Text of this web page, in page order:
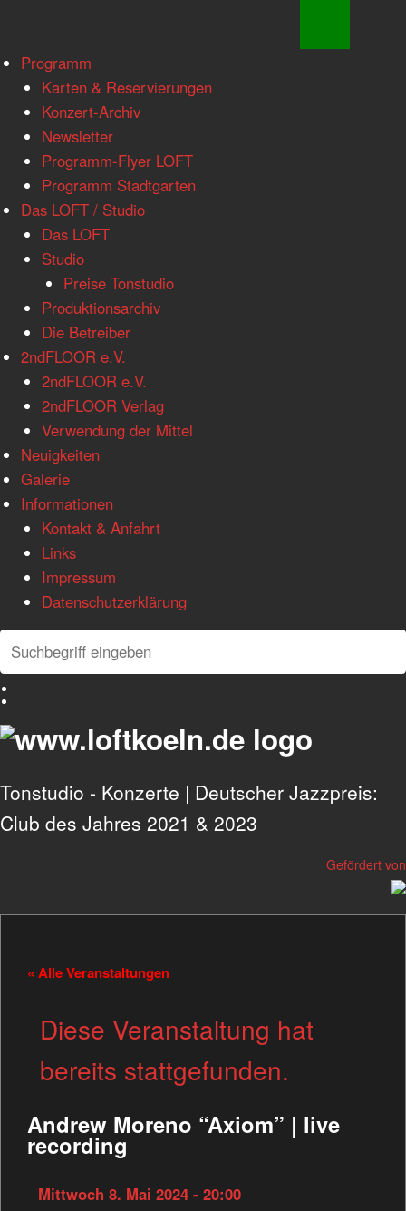
www.loftkoeln.de
navigation
Skip
content
Programm
Karten & Reservierungen
Konzert-Archiv
Newsletter
Programm-Flyer LOFT
Programm Stadtgarten
Das LOFT / Studio
Das LOFT
Studio
Preise Tonstudio
Produktionsarchiv
Die Betreiber
2ndFLOOR e.V.
2ndFLOOR e.V.
2ndFLOOR Verlag
Verwendung der Mittel
Neuigkeiten
Galerie
Informationen
Kontakt & Anfahrt
Links
Impressum
Datenschutzerklärung
Search
Search
Tonstudio - Konzerte | Deutscher Jazzpreis:
Club des Jahres 2021 & 2023
Gefördert von
« Alle Veranstaltungen
Diese Veranstaltung hat
bereits stattgefunden.
Andrew Moreno “Axiom” | live
recording
Mittwoch 8. Mai 2024 - 20:00